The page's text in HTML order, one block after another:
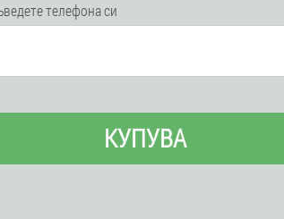
телефона си
КУПУВА